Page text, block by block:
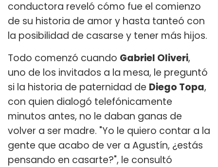
conductora reveló cómo fue el comienzo
de su historia de amor y hasta tanteó con
la posibilidad de casarse y tener más hijos.
Todo comenzó cuando Gabriel Oliveri,
uno de los invitados a la mesa, le preguntó
si la historia de paternidad de Diego Topa,
con quien dialogó telefónicamente
minutos antes, no le daban ganas de
volver a ser madre. "Yo le quiero contar a la
gente que acabo de ver a Agustín, ¿estás
pensando en casarte?", le consultó